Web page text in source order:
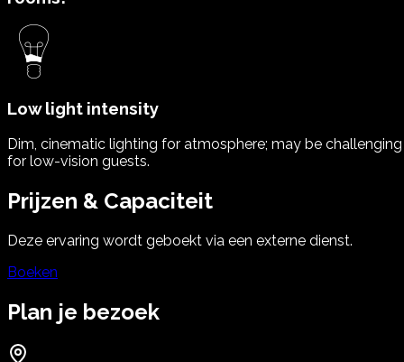
Low light intensity
Dim, cinematic lighting for atmosphere; may be challenging
for low-vision guests.
Prijzen & Capaciteit
Deze ervaring wordt geboekt via een externe dienst.
Boeken
Plan je bezoek